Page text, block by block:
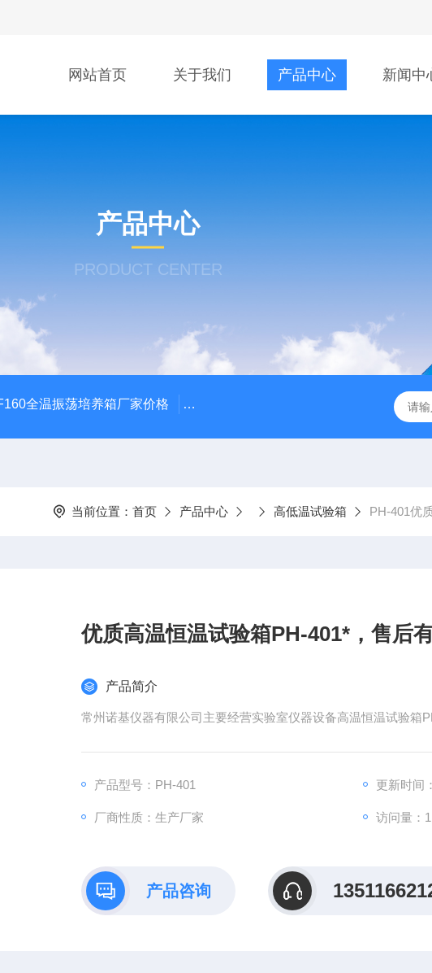
网站首页 关于我们 产品中心 新闻中
产品中心
PRODUCT CENTER
全温振荡培养箱厂家价格 GGC-D大型全自动翻转式振荡萃取器
当前位置： 首页 产品中心 高低温试验箱 PH-401优
优质高温恒温试验箱PH-401*，售后
产品简介
常州诺基仪器有限公司主要经营实验室仪器设备高温恒温试验箱
产品型号：PH-401 更新时间
厂商性质：生产厂家 访问量：
产品咨询